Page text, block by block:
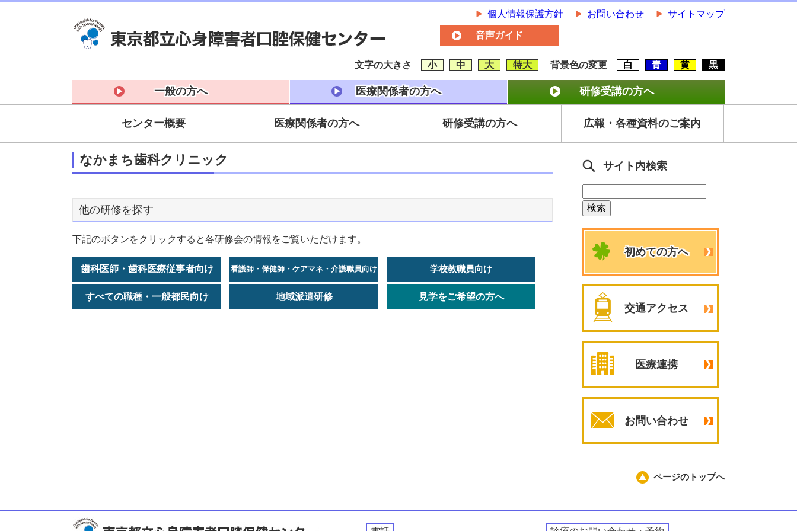
個人情報保護方針 お問い合わせ サイトマップ
音声ガイド
文字の大きさ 小 中 大 特大 背景色の変更 白 青 黄 黒
一般の方へ 医療関係者の方へ 研修受講の方へ
センター概要 医療関係者の方へ 研修受講の方へ 広報・各種資料のご案内
なかまち歯科クリニック
他の研修を探す
下記のボタンをクリックすると各研修会の情報をご覧いただけます。
歯科医師・歯科医療従事者向け 看護師・保健師・ケアマネ・介護職員向け 学校教職員向け
すべての職種・一般都民向け 地域派遣研修 見学をご希望の方へ
サイト内検索
初めての方へ
交通アクセス
医療連携
お問い合わせ
ページのトップへ